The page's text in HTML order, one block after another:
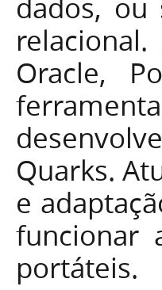
dados, ou
Oracle,
Quarks.
e
funcionar
portáteis.